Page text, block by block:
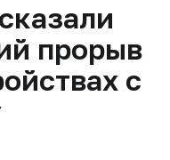
прорыв
с